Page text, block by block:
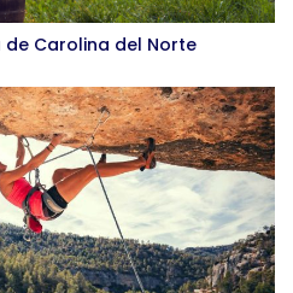
Carolina del Norte